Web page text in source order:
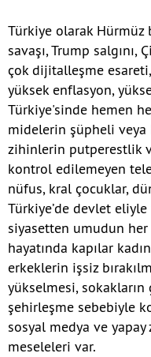
Türkiye olarak Hürmüz
savaşı, Trump salgını,
çok dijitalleşme
yüksek enflasyon,
Türkiye'sinde hemen
midelerin şüpheli
zihinlerin putperestlik
kontrol edilemeyen
nüfus, kral çocuklar,
Türkiye’de devlet
siyasetten umudun her
hayatında kapılar
erkeklerin işsiz
yükselmesi,
şehirleşme sebebiyle
sosyal medya ve yapay
meseleleri var.